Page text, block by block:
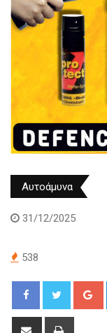
Αυτοάμυνα
31/12/2025
538
Share